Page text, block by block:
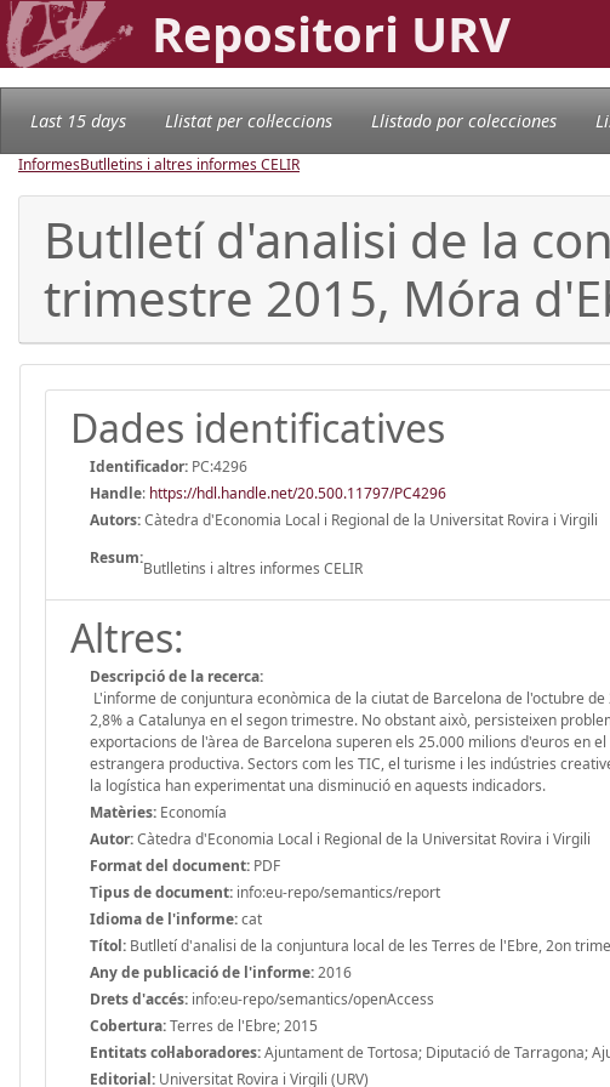
Repositori URV
Last 15 days Llistat per col·leccions Llistado por colecciones
InformesButlletins i altres informes CELIR
Butlletí d'analisi de la
trimestre 2015, Móra
Dades identificatives
Identificador: PC:4296
Handle: https://hdl.handle.net/20.500.11797/PC4296
Autors:Càtedra d'Economia Local i Regional de la Universitat Rovira i Virgili
Resum:
Butlletins i altres informes CELIR
Altres:
Descripció de la recerca:
L'informe de conjuntura econòmica de la ciutat de Barcelona de l'octubre
2,8% a Catalunya en el segon trimestre. No obstant això, persisteixen
exportacions de l'àrea de Barcelona superen els 25.000 milions d'euros en
estrangera productiva. Sectors com les TIC, el turisme i les indústries
la logística han experimentat una disminució en aquests indicadors.
Matèries: Economía
Autor:Càtedra d'Economia Local i Regional de la Universitat Rovira i Virgili
Format del document: PDF
Tipus de document: info:eu-repo/semantics/report
Idioma de l'informe:cat
Títol: Butlletí d'analisi de la conjuntura local de les Terres de l'Ebre, 2on
Any de publicació de l'informe:2016
Drets d'accés: info:eu-repo/semantics/openAccess
Cobertura:Terres de l'Ebre; 2015
Entitats col·laboradores:Ajuntament de Tortosa; Diputació de Tarragona;
Editorial: Universitat Rovira i Virgili (URV)